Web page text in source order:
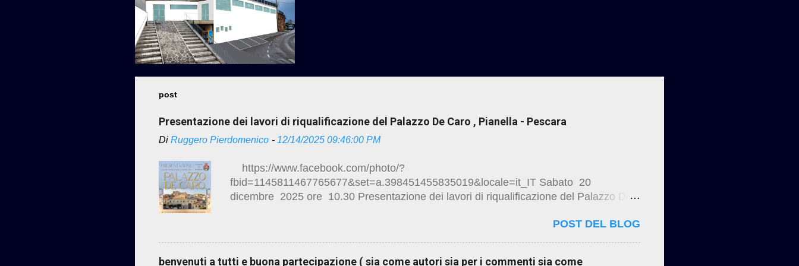
post
Presentazione dei lavori di riqualificazione del Palazzo De Caro , Pianella - Pescara
Di Ruggero Pierdomenico - 12/14/2025 09:46:00 PM
https://www.facebook.com/photo/?
fbid=1145811467765677&set=a.398451455835019&locale=it_IT Sabato 20
dicembre 2025 ore 10.30 Presentazione dei lavori di riqualificazione del Palazzo De
Esposizione targhe storiche Brindisi di auguri Piazza della Vittoria , Pianella Lavori di
POST DEL BLOG
benvenuti a tutti e buona partecipazione ( sia come autori sia per i commenti sia come